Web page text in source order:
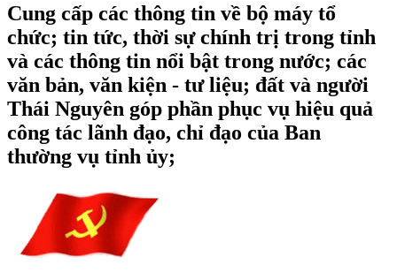
Cung cấp các thông tin về bộ máy tổ
chức; tin tức, thời sự chính trị trong tỉnh
và các thông tin nổi bật trong nước; các
văn bản, văn kiện - tư liệu; đất và người
Thái Nguyên góp phần phục vụ hiệu quả
công tác lãnh đạo, chỉ đạo của Ban
thường vụ tỉnh ủy;